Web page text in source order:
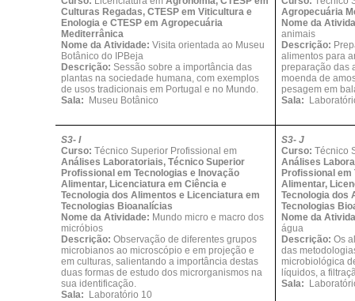
Culturas Regadas, CTESP em Viticultura e
Enologia e CTESP em Agropecuária
Mediterrânica
Nome da Atividade: Visita orientada ao Museu
Botânico do IPBeja
Descrição: Sessão sobre a importância das
plantas na sociedade humana, com exemplos
de usos tradicionais em Portugal e no Mundo.
Sala:
Museu Botânico
Agropecuária
Nome da
animais
Descrição:
alimentos para
preparação das
moenda de
pesagem em
Sala:
S3- I
Curso:Técnico Superior Profissional em
Análises Laboratoriais, Técnico Superior
Profissional em Tecnologias e Inovação
Alimentar, Licenciatura em Ciência e
Tecnologia dos Alimentos e Licenciatura em
Tecnologias Bioanalícias
Nome da Atividade: Mundo micro e macro dos
micróbios
Descrição: Observação de diferentes grupos
microbianos ao microscópio e em projeção e
em culturas, salientando a importância destas
duas formas de estudo dos microrganismos na
sua identificação.
Sala:
Laboratório 10
S3- J
Curso:Técnico
Análises
Profissional em
Alimentar,
Tecnologia dos
Tecnologias
Nome da
água
Descrição: Os
das
microbiológica
líquidos, a
Sala: